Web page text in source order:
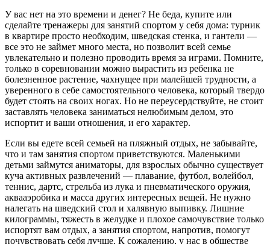
У вас нет на это времени и денег? Не беда, купите или
сделайте тренажеры для занятий спортом у себя дома: турник
в квартире просто необходим, шведская стенка, и гантели —
все это не займет много места, но позволит всей семье
увлекательно и полезно проводить время за играми. Помните,
только в соревновании можно вырастить из ребенка не
болезненное растение, чахнущее при малейшей трудности, а
уверенного в себе самостоятельного человека, который твердо
будет стоять на своих ногах. Но не переусердствуйте, не стоит
заставлять человека заниматься нелюбимым делом, это
испортит и ваши отношения, и его характер.
Если вы едете всей семьей на пляжный отдых, не забывайте,
что и там занятия спортом приветствуются. Маленькими
детьми займутся аниматоры, для взрослых обычно существует
куча активных развлечений — плавание, футбол, волейбол,
теннис, дартс, стрельба из лука и пневматического оружия,
аквааэробика и масса других интересных вещей. Не нужно
налегать на шведский стол и халявную выпивку. Лишние
килограммы, тяжесть в желудке и плохое самочувствие только
испортят вам отдых, а занятия спортом, напротив, помогут
почувствовать себя лучше. К сожалению, у нас в обществе